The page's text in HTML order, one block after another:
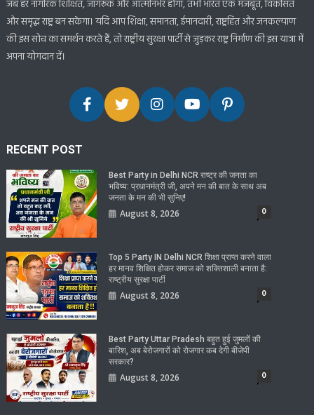
जब हर नागरिक शिक्षित, जागरूक और आत्मनिर्भर होगा, तभी भारत एक मजबूत, विकसित
और समृद्ध राष्ट्र बन सकेगा। यदि आप शिक्षा, समानता, ईमानदारी, राष्ट्रहित और जनकल्याण
की इस सोच का समर्थन करते हैं, तो राष्ट्रीय सुरक्षा पार्टी से जुड़कर राष्ट्र निर्माण की इस यात्रा में
अपना योगदान दें।
RECENT POST
Best Party in Delhi NCR राष्ट्र की जनता का
भविष्य: प्रधानमंत्री जी, अपने मन की बात के साथ अब
जनता के मन की भी सुनिए!
August 8, 2026 0
Top 5 Party IN Delhi NCR शिक्षा प्राप्त करने वाला
हर मानव शिक्षित होकर समाज को शक्तिशाली बनाता है:
राष्ट्रीय सुरक्षा पार्टी
August 8, 2026 0
Best Party Uttar Pradesh बहुत हुई जुमलों की
बारिश, अब बेरोजगारों को रोजगार कब देगी बीजेपी
सरकार?
August 8, 2026 0